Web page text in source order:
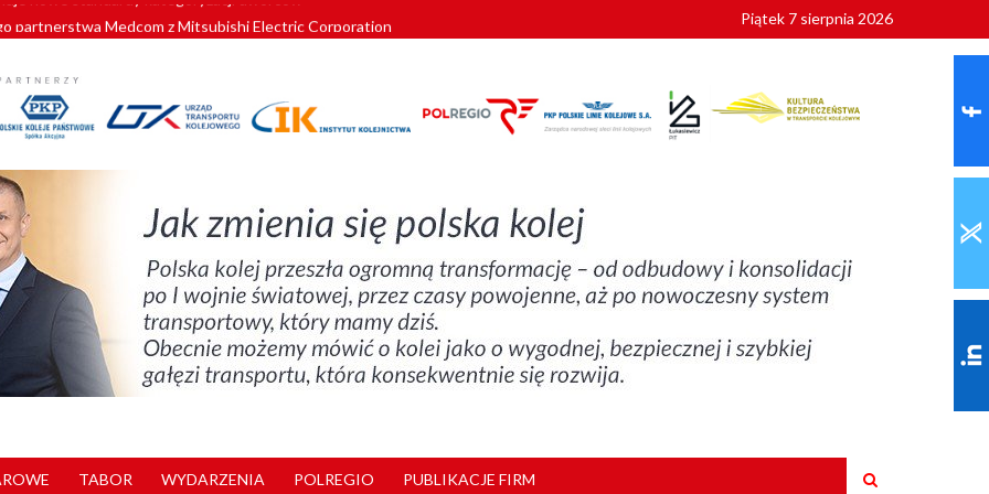
partnerstwa Medcom z Mitsubishi Electric Corporation
znów szuka dostawcy nowych EZT
kolejowych w północnej Wielkopolsce. Łatwiejsze dojazdy do pracy i szkoły
nowe standardy kategoryzacji dworców
Piątek 7 sierpnia 2026
TABOR WYDARZENIA POLREGIO PUBLIKACJE FIRM